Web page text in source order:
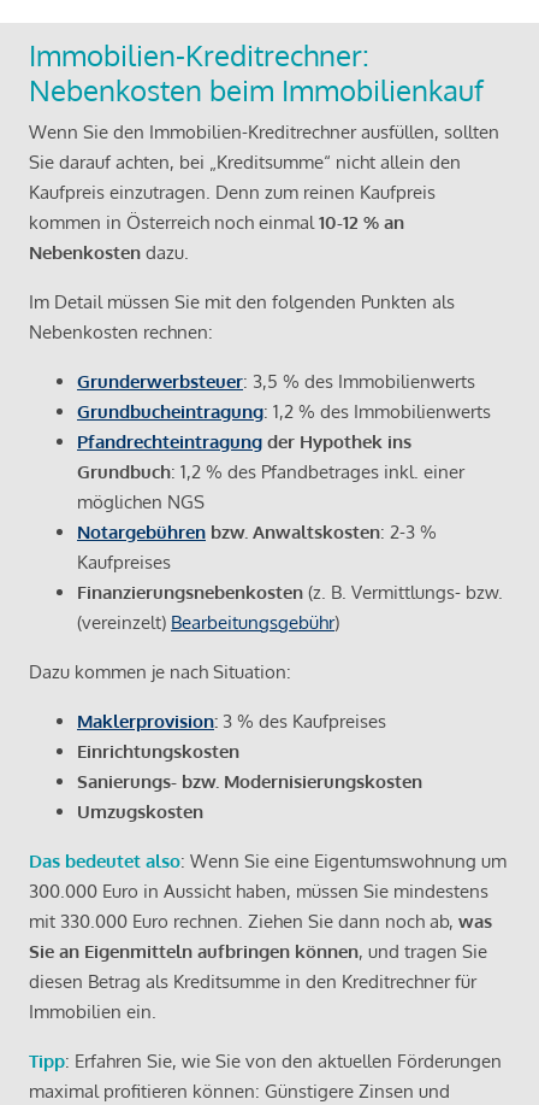
Immobilien-Kreditrechner:
Nebenkosten beim Immobilienkauf
Wenn Sie den Immobilien-Kreditrechner ausfüllen, sollten
Sie darauf achten, bei „Kreditsumme“ nicht allein den
Kaufpreis einzutragen. Denn zum reinen Kaufpreis
kommen in Österreich noch einmal10-12 % an
Nebenkosten dazu.
Im Detail müssen Sie mit den folgenden Punkten als
Nebenkosten rechnen:
Grunderwerbsteuer: 3,5 % des Immobilienwerts
Grundbucheintragung: 1,2 % des Immobilienwerts
Pfandrechteintragung der Hypothek ins
Grundbuch: 1,2 % des Pfandbetrages inkl. einer
möglichen NGS
Notargebühren bzw. Anwaltskosten: 2-3 %
Kaufpreises
Finanzierungsnebenkosten (z. B. Vermittlungs- bzw.
(vereinzelt) Bearbeitungsgebühr)
Dazu kommen je nach Situation:
Maklerprovision: 3 % des Kaufpreises
Einrichtungskosten
Sanierungs- bzw. Modernisierungskosten
Umzugskosten
Das bedeutet also: Wenn Sie eine Eigentumswohnung um
300.000 Euro in Aussicht haben, müssen Sie mindestens
mit 330.000 Euro rechnen. Ziehen Sie dann noch ab, was
Sie an Eigenmitteln aufbringen können, und tragen Sie
diesen Betrag als Kreditsumme in den Kreditrechner für
Immobilien ein.
Tipp: Erfahren Sie, wie Sie von den aktuellen Förderungen
maximal profitieren können: Günstigere Zinsen und